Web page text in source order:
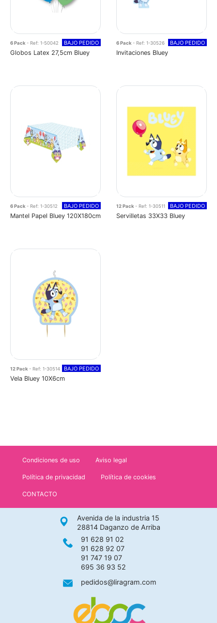
6 Pack - Ref: 1-50042 BAJO PEDIDO
Globos Latex 27,5cm Bluey
6 Pack - Ref: 1-30526 BAJO PEDIDO
Invitaciones Bluey
6 Pack - Ref: 1-30512 BAJO PEDIDO
Mantel Papel Bluey 120X180cm
12 Pack - Ref: 1-30511 BAJO PEDIDO
Servilletas 33X33 Bluey
12 Pack - Ref: 1-30514 BAJO PEDIDO
Vela Bluey 10X6cm
Condiciones de uso Aviso legal
Política de privacidad Política de cookies
CONTACTO
Avenida de la industria 15
28814 Daganzo de Arriba
91 628 91 02
91 628 92 07
91 747 19 07
695 36 93 52
pedidos@liragram.com